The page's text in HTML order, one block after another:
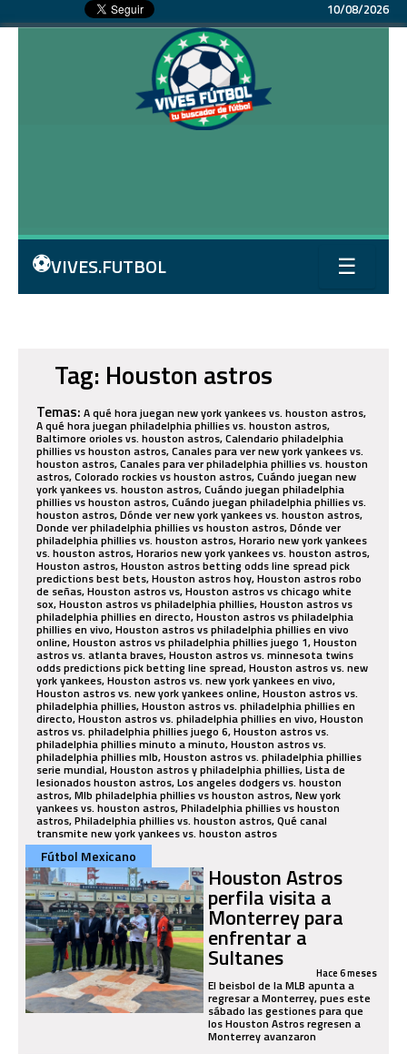
10/08/2026
⚽VIVES.FUTBOL ☰
Tag: Houston astros
Temas: A qué hora juegan new york yankees vs. houston astros,
A qué hora juegan philadelphia phillies vs. houston astros,
Baltimore orioles vs. houston astros, Calendario philadelphia
phillies vs houston astros, Canales para ver new york yankees vs.
houston astros, Canales para ver philadelphia phillies vs. houston
astros, Colorado rockies vs houston astros, Cuándo juegan new
york yankees vs. houston astros, Cuándo juegan philadelphia
phillies vs houston astros, Cuándo juegan philadelphia phillies vs.
houston astros, Dónde ver new york yankees vs. houston astros,
Donde ver philadelphia phillies vs houston astros, Dónde ver
philadelphia phillies vs. houston astros, Horario new york yankees
vs. houston astros, Horarios new york yankees vs. houston astros,
Houston astros, Houston astros betting odds line spread pick
predictions best bets, Houston astros hoy, Houston astros robo
de señas, Houston astros vs, Houston astros vs chicago white
sox, Houston astros vs philadelphia phillies, Houston astros vs
philadelphia phillies en directo, Houston astros vs philadelphia
phillies en vivo, Houston astros vs philadelphia phillies en vivo
online, Houston astros vs philadelphia phillies juego 1, Houston
astros vs. atlanta braves, Houston astros vs. minnesota twins
odds predictions pick betting line spread, Houston astros vs. new
york yankees, Houston astros vs. new york yankees en vivo,
Houston astros vs. new york yankees online, Houston astros vs.
philadelphia phillies, Houston astros vs. philadelphia phillies en
directo, Houston astros vs. philadelphia phillies en vivo, Houston
astros vs. philadelphia phillies juego 6, Houston astros vs.
philadelphia phillies minuto a minuto, Houston astros vs.
philadelphia phillies mlb, Houston astros vs. philadelphia phillies
serie mundial, Houston astros y philadelphia phillies, Lista de
lesionados houston astros, Los angeles dodgers vs. houston
astros, Mlb philadelphia phillies vs houston astros, New york
yankees vs. houston astros, Philadelphia phillies vs houston
astros, Philadelphia phillies vs. houston astros, Qué canal
transmite new york yankees vs. houston astros
Fútbol Mexicano
Houston Astros
perfila visita a
Monterrey para
enfrentar a
Sultanes Hace 6 meses
El beisbol de la MLB apunta a
regresar a Monterrey, pues este
sábado las gestiones para que
los Houston Astros regresen a
Monterrey avanzaron